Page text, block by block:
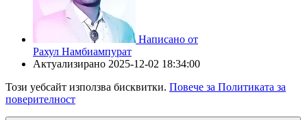
Написано от
Рахул Намбиампурат
Актуализирано 2025-12-02 18:34:00
Този уебсайт използва бисквитки. Повече за Политиката за
поверителност